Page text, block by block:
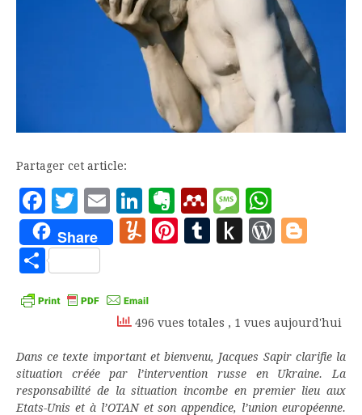
Partager cet article:
Facebook
Twitter
EmailLinkedIn
Evernote
Mendeley
Message
Share Yummly
Pinterest
Tumblr
Push
Partager
496 vues totales , 1 vues aujourd'hui
Dans ce texte important et bienvenu, Jacques Sapir clarifie la
situation créée par l’intervention russe en Ukraine. La
responsabilité de la situation incombe en premier lieu aux
Etats-Unis et à l’OTAN et son appendice, l’union européenne.